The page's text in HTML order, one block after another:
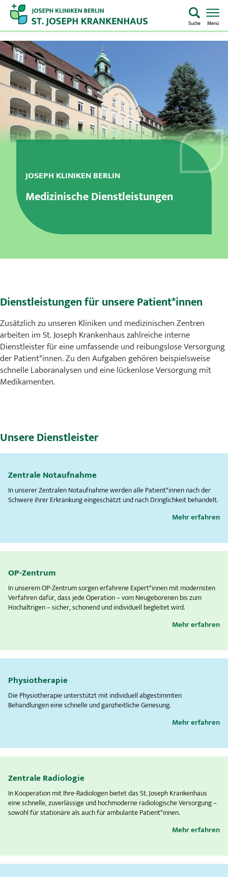
Suche Menü
Startseite
Home
Notaufnahme
Kliniken & Zentren
Pflege
Über uns
MVZ
Presse
Kontakt
JOSEPH KLINIKEN BERLIN
Medizinische Dienstleistungen
Dienstleistungen für unsere Patient*innen
Zusätzlich zu unseren Kliniken und medizinischen Zentren
arbeiten im St. Joseph Krankenhaus zahlreiche interne
Dienstleister für eine umfassende und reibungslose Versorgung
der Patient*innen. Zu den Aufgaben gehören beispielsweise
schnelle Laboranalysen und eine lückenlose Versorgung mit
Medikamenten.
Unsere Dienstleister
Zentrale Notaufnahme
In unserer Zentralen Notaufnahme werden alle Patient*innen nach der
Schwere ihrer Erkrankung eingeschätzt und nach Dringlichkeit behandelt.
Mehr erfahren
OP-Zentrum
In unserem OP-Zentrum sorgen erfahrene Expert*innen mit modernsten
Verfahren dafür, dass jede Operation – vom Neugeborenen bis zum
Hochaltrigen – sicher, schonend und individuell begleitet wird.
Mehr erfahren
Physiotherapie
Die Physiotherapie unterstützt mit individuell abgestimmten
Behandlungen eine schnelle und ganzheitliche Genesung.
Mehr erfahren
Zentrale Radiologie
In Kooperation mit Ihre-Radiologen bietet das St. Joseph Krankenhaus
eine schnelle, zuverlässige und hochmoderne radiologische Versorgung –
sowohl für stationäre als auch für ambulante Patient*innen.
Mehr erfahren